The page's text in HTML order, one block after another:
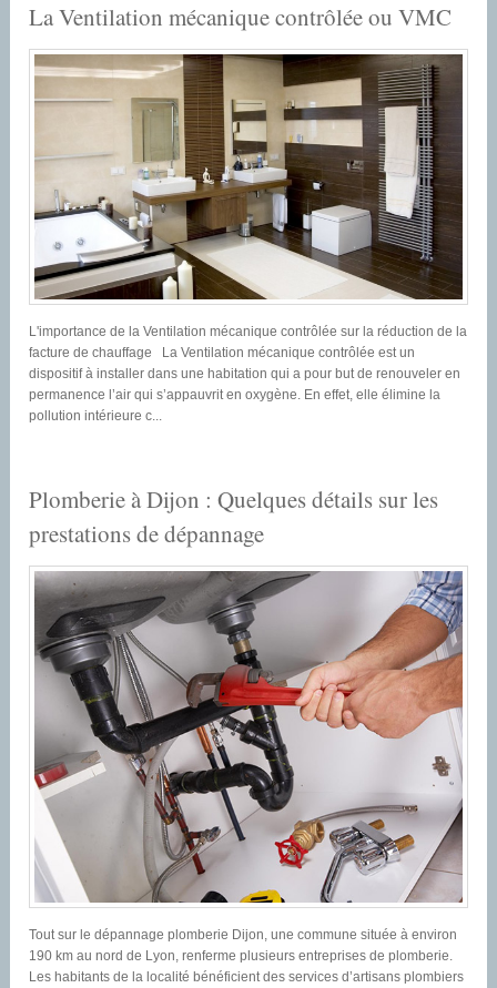
La Ventilation mécanique contrôlée ou VMC
L'importance de la Ventilation mécanique contrôlée sur la réduction de la
facture de chauffage La Ventilation mécanique contrôlée est un
dispositif à installer dans une habitation qui a pour but de renouveler en
permanence l’air qui s’appauvrit en oxygène. En effet, elle élimine la
pollution intérieure c...
Plomberie à Dijon : Quelques détails sur les
prestations de dépannage
Tout sur le dépannage plomberie Dijon, une commune située à environ
190 km au nord de Lyon, renferme plusieurs entreprises de plomberie.
Les habitants de la localité bénéficient des services d’artisans plombiers